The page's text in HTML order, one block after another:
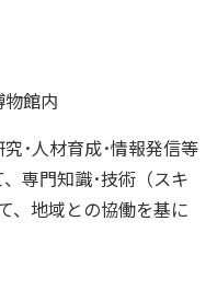
館内
究･人材育成･情報発信等
専門知識･技術（スキ
、地域との協働を基に